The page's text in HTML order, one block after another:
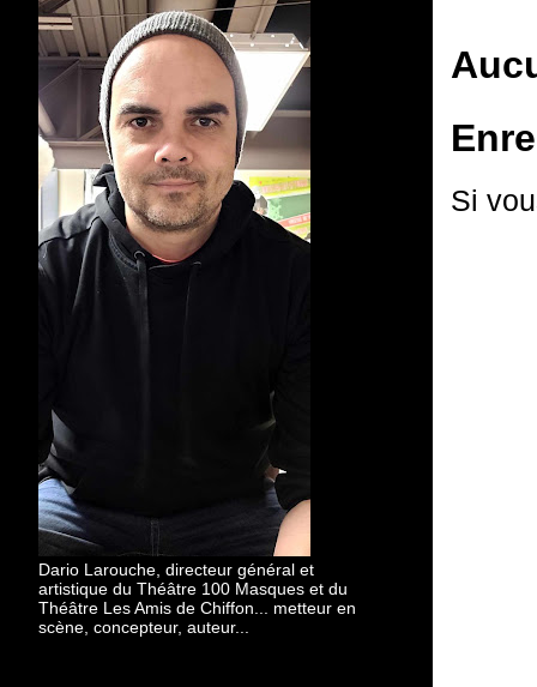
Si
Dario Larouche, directeur général et
artistique du Théâtre 100 Masques et du
Théâtre Les Amis de Chiffon... metteur en
scène, concepteur, auteur...